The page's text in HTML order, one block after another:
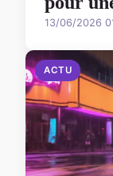
13/06/2026
ACTU